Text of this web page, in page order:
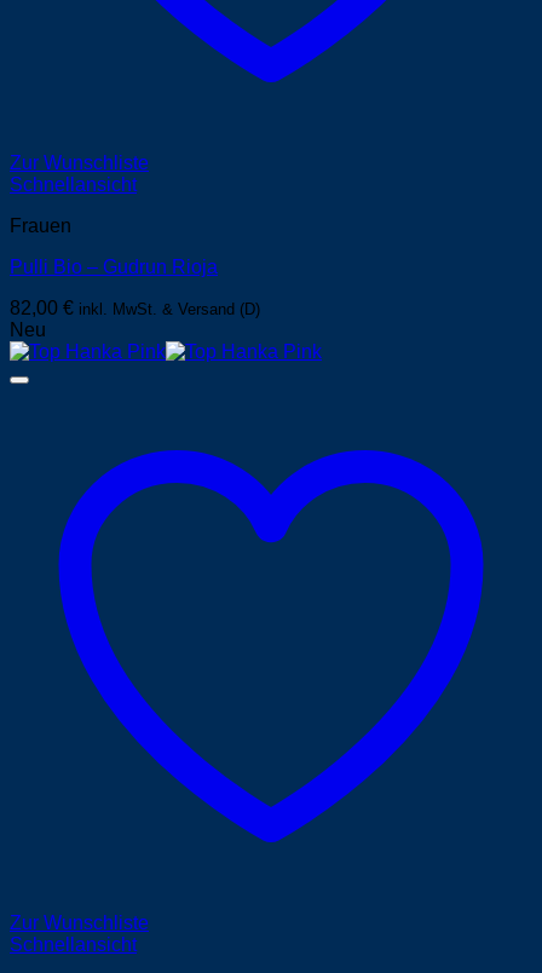
Zur Wunschliste
Schnellansicht
Frauen
Pulli Bio – Gudrun Rioja
82,00 € inkl. MwSt. & Versand (D)
Neu
Zur Wunschliste
Schnellansicht